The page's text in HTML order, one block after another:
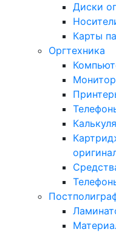
Диски
Карты
Оргтехника